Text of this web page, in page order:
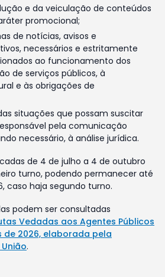
e da veiculação de conteúdos
promocional;
de notícias, avisos e
necessários e estritamente
ao funcionamento dos
de serviços públicos, à
e às obrigações de
situações que possam suscitar
pela comunicação
necessário, à análise jurídica.
de 4 de julho a 4 de outubro
turno, podendo permanecer até
caso haja segundo turno.
podem ser consultadas
Vedadas aos Agentes Públicos
de 2026, elaborada pela
.